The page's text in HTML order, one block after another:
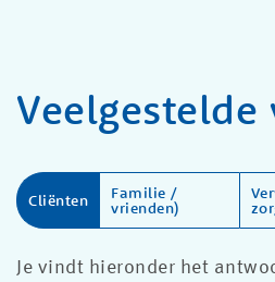
Veelgestelde
Cliënten Familie /
vrienden)
Je vindt hieronder het